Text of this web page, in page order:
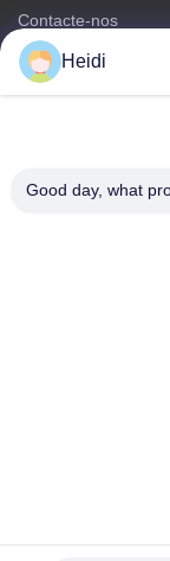
Contacte-nos
Categoria
Fibras de poliéster
Heidi
Good day, what